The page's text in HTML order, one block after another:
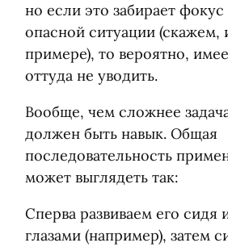
но если это забирает
опасной ситуации (скажем,
примере), то вероятно,
оттуда не уводить.
Вообще, чем сложнее
должен быть навык. Общая
последовательность
может выглядеть так:
Сперва развиваем его сидя
глазами (например), затем